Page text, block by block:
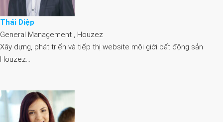
Thái Diệp
General Management , Houzez
Xây dựng, phát triển và tiếp thị website môi giới bất động sản
Houzez…